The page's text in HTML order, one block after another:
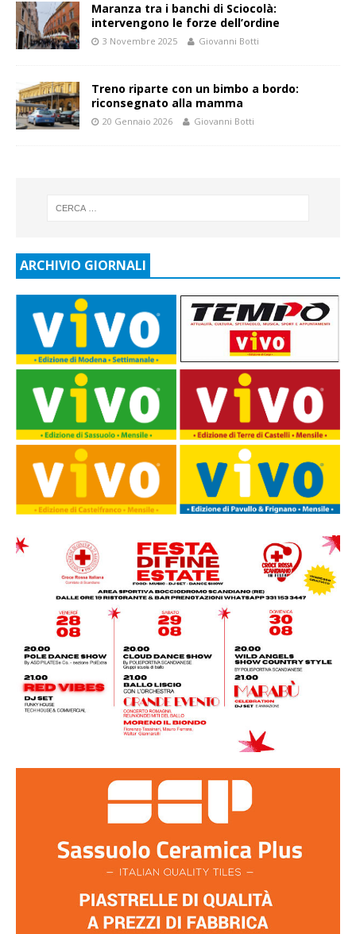
Maranza tra i banchi di Sciocolà:
intervengono le forze dell’ordine
3 Novembre 2025 Giovanni Botti
Treno riparte con un bimbo a bordo:
riconsegnato alla mamma
20 Gennaio 2026 Giovanni Botti
ARCHIVIO GIORNALI